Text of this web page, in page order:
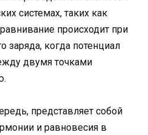
системах, таких как
происходит при
заряда, когда потенциал
двумя точками
представляет собой
и равновесия в